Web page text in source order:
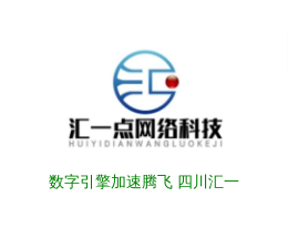
数字引擎加速腾飞 四川汇一